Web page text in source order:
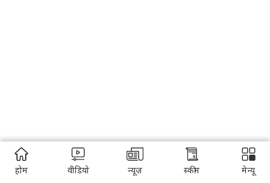
होम वीडियो न्यूज़ स्कीम मेन्यू